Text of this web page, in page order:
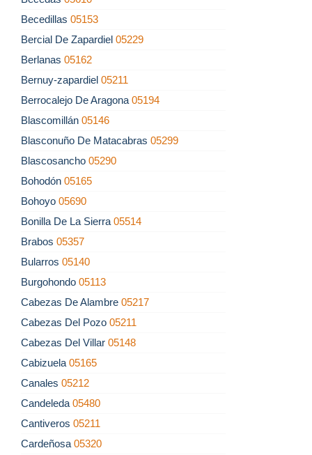
Becedillas 05153
Bercial De Zapardiel 05229
Berlanas 05162
Bernuy-zapardiel 05211
Berrocalejo De Aragona 05194
Blascomillán 05146
Blasconuño De Matacabras 05299
Blascosancho 05290
Bohodón 05165
Bohoyo 05690
Bonilla De La Sierra 05514
Brabos 05357
Bularros 05140
Burgohondo 05113
Cabezas De Alambre 05217
Cabezas Del Pozo 05211
Cabezas Del Villar 05148
Cabizuela 05165
Canales 05212
Candeleda 05480
Cantiveros 05211
Cardeñosa 05320